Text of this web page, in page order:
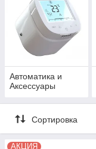
Автоматика и
Аксессуары
Сортировка
АКЦИЯ